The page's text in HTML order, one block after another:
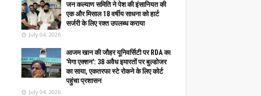
जन कल्याण समिति ने पेश की इंसानियत की
एक और मिसाल 18 वर्षीय साधना को हार्ट
सर्जरी के लिए रक्त उपलब्ध कराया
July 04, 2026
आजम खान की जौहर यूनिवर्सिटी पर RDA का
'मेगा एक्शन': 38 अवैध इमारतों पर बुल्डोजर
का साया, एकतरफा स्टे रोकने के लिए कोर्ट
पहुंचा प्रशासन
July 04, 2026